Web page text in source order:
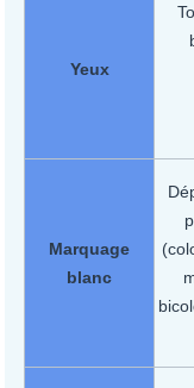
Yeux
Marquage
blanc